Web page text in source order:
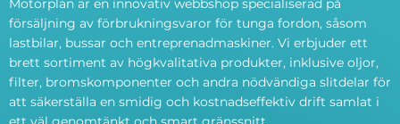
Motorplan är en innovativ webbshop specialiserad på
försäljning av förbrukningsvaror för tunga fordon, såsom
lastbilar, bussar och entreprenadmaskiner. Vi erbjuder ett
brett sortiment av högkvalitativa produkter, inklusive oljor,
filter, bromskomponenter och andra nödvändiga slitdelar för
att säkerställa en smidig och kostnadseffektiv drift samlat i